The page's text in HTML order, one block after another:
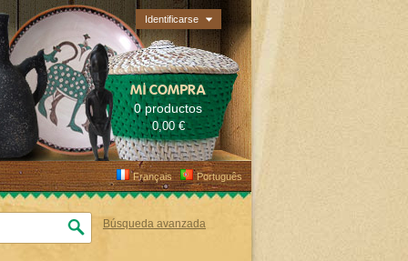
Français Português
MI COMPRA
0 productos
0,00 €
Búsqueda avanzada
Identificarse